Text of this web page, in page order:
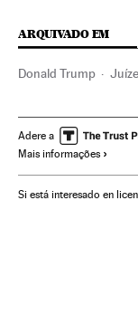
ARQUIVADO EM
Donald Trump
Adere a
Mais informações
Si está interesado en